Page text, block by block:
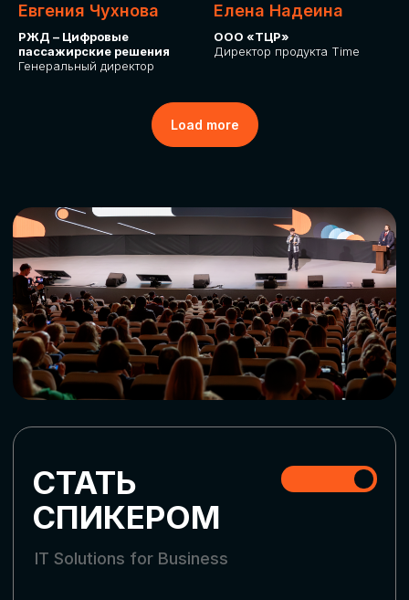
Евгения Чухнова
РЖД – Цифровые
пассажирские решения
Генеральный директор
Елена Надеина
ООО «ТЦР»
Директор продукта Time
Load more